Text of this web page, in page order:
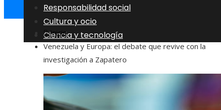
Responsabilidad social
Cultura y ocio
Ciencia y tecnología
Inicio
Venezuela y Europa: el debate que revive con la
investigación a Zapatero